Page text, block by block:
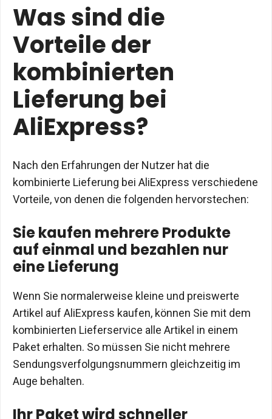
Was sind die
Vorteile der
kombinierten
Lieferung bei
AliExpress?
Nach den Erfahrungen der Nutzer hat die
kombinierte Lieferung bei AliExpress verschiedene
Vorteile, von denen die folgenden hervorstechen:
Sie kaufen mehrere Produkte
auf einmal und bezahlen nur
eine Lieferung
Wenn Sie normalerweise kleine und preiswerte
Artikel auf AliExpress kaufen, können Sie mit dem
kombinierten Lieferservice alle Artikel in einem
Paket erhalten. So müssen Sie nicht mehrere
Sendungsverfolgungsnummern gleichzeitig im
Auge behalten.
Ihr Paket wird schneller